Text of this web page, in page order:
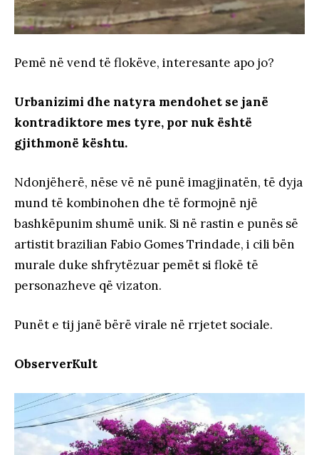
Pemë në vend të flokëve, interesante apo jo?
Urbanizimi dhe natyra mendohet se janë
kontradiktore mes tyre, por nuk është
gjithmonë kështu.
Ndonjëherë, nëse vë në punë imagjinatën, të dyja
mund të kombinohen dhe të formojnë një
bashkëpunim shumë unik. Si në rastin e punës së
artistit brazilian Fabio Gomes Trindade, i cili bën
murale duke shfrytëzuar pemët si flokë të
personazheve që vizaton.
Punët e tij janë bërë virale në rrjetet sociale.
ObserverKult